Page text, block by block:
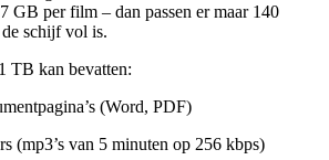
GB per film – dan passen er maar 140
schijf vol is.
TB kan bevatten:
(Word, PDF)
(mp3’s van 5 minuten op 256 kbps)